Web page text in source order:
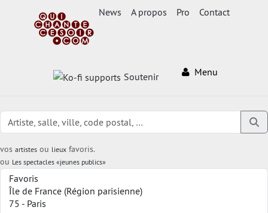
News A propos Pro Contact
Soutenir Menu
vos artistes ou lieux favoris.
ou Les spectacles «jeunes publics»